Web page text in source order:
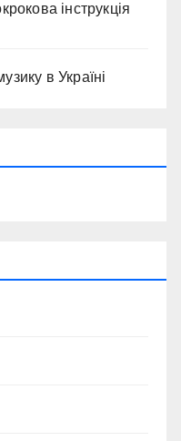
інструкція
в Україні